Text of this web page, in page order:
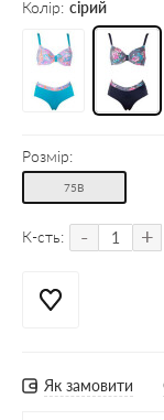
Колір: сірий
Розмір:
75B
К-сть: - +
Як замовити